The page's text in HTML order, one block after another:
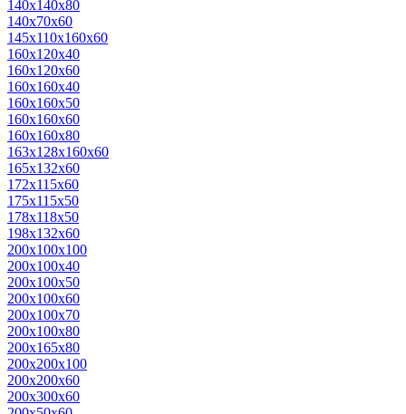
140х140х80
140х70х60
145х110х160х60
160х120х40
160х120х60
160х160х40
160х160х50
160х160х60
160х160х80
163х128х160х60
165х132х60
172х115х60
175х115х50
178х118х50
198х132х60
200х100х100
200х100х40
200х100х50
200х100х60
200х100х70
200х100х80
200х165х80
200х200х100
200х200х60
200х300х60